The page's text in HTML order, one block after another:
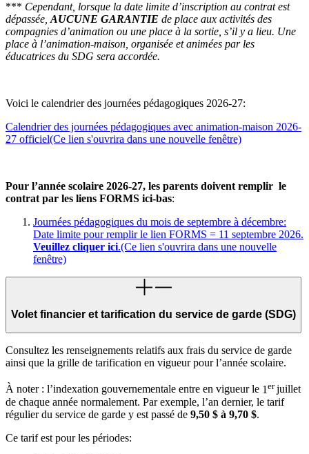
*** Cependant, lorsque la date limite d’inscription au contrat est
dépassée, AUCUNE GARANTIE de place aux activités des
compagnies d’animation ou une place à la sortie, s’il y a lieu. Une
place à l’animation-maison, organisée et animées par les
éducatrices du SDG sera accordée.
Voici le calendrier des journées pédagogiques 2026-27:
Calendrier des journées pédagogiques avec animation-maison 2026-
27 officiel(Ce lien s'ouvrira dans une nouvelle fenêtre)
Pour l’année scolaire 2026-27, les parents doivent remplir le
contrat par les liens FORMS ici-bas:
Journées pédagogiques du mois de septembre à décembre:
Date limite pour remplir le lien FORMS = 11 septembre 2026.
Veuillez cliquer ici.(Ce lien s'ouvrira dans une nouvelle
fenêtre)
Volet financier et tarification du service de garde (SDG)
Consultez les renseignements relatifs aux frais du service de garde
ainsi que la grille de tarification en vigueurpourl’année scolaire.
À noter : l’indexation gouvernementale entre en vigueurle 1 erjuillet
de chaque année normalement. Par exemple, l’an dernier, le tarif
régulierdu service de garde y est passé de 9,50 $ à 9,70 $.
Ce tarif est pour les périodes: